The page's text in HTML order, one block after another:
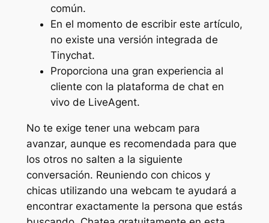
común.
En el momento de escribir este artículo,
no existe una versión integrada de
Tinychat.
Proporciona una gran experiencia al
cliente con la plataforma de chat en
vivo de LiveAgent.
No te exige tener una webcam para
avanzar, aunque es recomendada para que
los otros no salten a la siguiente
conversación. Reuniendo con chicos y
chicas utilizando una webcam te ayudará a
encontrar exactamente la persona que estás